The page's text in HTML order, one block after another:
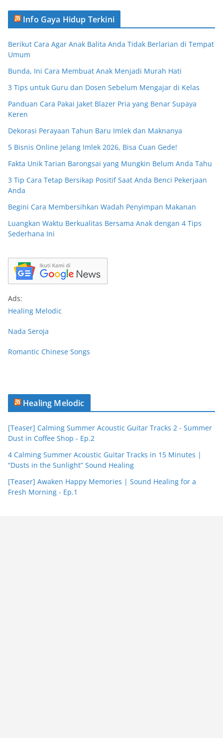
Info Gaya Hidup Terkini
Berikut Cara Agar Anak Balita Anda Tidak Berlarian di Tempat
Umum
Bunda, Ini Cara Membuat Anak Menjadi Murah Hati
3 Tips untuk Guru dan Dosen Sebelum Mengajar di Kelas
Panduan Cara Pakai Jaket Blazer Pria yang Benar Supaya
Keren
Dekorasi Perayaan Tahun Baru Imlek dan Maknanya
5 Bisnis Online Jelang Imlek 2026, Bisa Cuan Gede!
Fakta Unik Tarian Barongsai yang Mungkin Belum Anda Tahu
3 Tip Cara Tetap Bersikap Positif Saat Anda Benci Pekerjaan
Anda
Begini Cara Membersihkan Wadah Penyimpan Makanan
Luangkan Waktu Berkualitas Bersama Anak dengan 4 Tips
Sederhana Ini
Ads:
Healing Melodic
Nada Seroja
Romantic Chinese Songs
Healing Melodic
[Teaser] Calming Summer Acoustic Guitar Tracks 2 - Summer
Dust in Coffee Shop - Ep.2
4 Calming Summer Acoustic Guitar Tracks in 15 Minutes |
“Dusts in the Sunlight” Sound Healing
[Teaser] Awaken Happy Memories | Sound Healing for a
Fresh Morning - Ep.1